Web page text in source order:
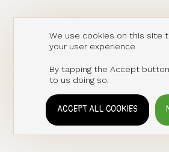
We use cookies on this site
your user experience
By tapping the Accept
to us doing so.
ACCEPT ALL COOKIES
WITHDRAW